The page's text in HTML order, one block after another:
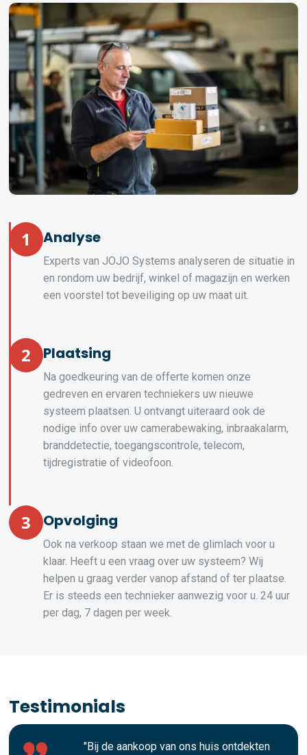
1 Analyse
Experts van JOJO Systems analyseren de situatie in
en rondom uw bedrijf, winkel of magazijn en werken
een voorstel tot beveiliging op uw maat uit.
2 Plaatsing
Na goedkeuring van de offerte komen onze
gedreven en ervaren techniekers uw nieuwe
systeem plaatsen. U ontvangt uiteraard ook de
nodige info over uw camerabewaking, inbraakalarm,
branddetectie, toegangscontrole, telecom,
tijdregistratie of videofoon.
3 Opvolging
Ook na verkoop staan we met de glimlach voor u
klaar. Heeft u een vraag over uw systeem? Wij
helpen u graag verder vanop afstand of ter plaatse.
Er is steeds een technieker aanwezig voor u. 24 uur
per dag, 7 dagen per week.
Testimonials
"Bij de aankoop van ons huis ontdekten